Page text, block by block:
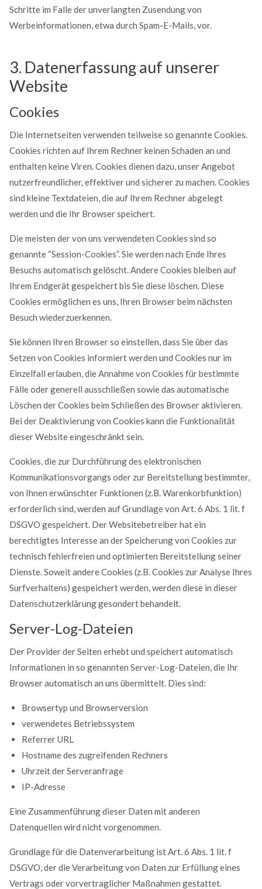
Schritte im Falle der unverlangten Zusendung von
Werbeinformationen, etwa durch Spam-E-Mails, vor.
3. Datenerfassung auf unserer
Website
Cookies
Die Internetseiten verwenden teilweise so genannte Cookies.
Cookies richten auf Ihrem Rechner keinen Schaden an und
enthalten keine Viren. Cookies dienen dazu, unser Angebot
nutzerfreundlicher, effektiver und sicherer zu machen. Cookies
sind kleine Textdateien, die auf Ihrem Rechner abgelegt
werden und die Ihr Browser speichert.
Die meisten der von uns verwendeten Cookies sind so
genannte “Session-Cookies”. Sie werden nach Ende Ihres
Besuchs automatisch gelöscht. Andere Cookies bleiben auf
Ihrem Endgerät gespeichert bis Sie diese löschen. Diese
Cookies ermöglichen es uns, Ihren Browser beim nächsten
Besuch wiederzuerkennen.
Sie können Ihren Browser so einstellen, dass Sie über das
Setzen von Cookies informiert werden und Cookies nur im
Einzelfall erlauben, die Annahme von Cookies für bestimmte
Fälle oder generell ausschließen sowie das automatische
Löschen der Cookies beim Schließen des Browser aktivieren.
Bei der Deaktivierung von Cookies kann die Funktionalität
dieser Website eingeschränkt sein.
Cookies, die zur Durchführung des elektronischen
Kommunikationsvorgangs oder zur Bereitstellung bestimmter,
von Ihnen erwünschter Funktionen (z.B. Warenkorbfunktion)
erforderlich sind, werden auf Grundlage von Art. 6 Abs. 1 lit. f
DSGVO gespeichert. Der Websitebetreiber hat ein
berechtigtes Interesse an der Speicherung von Cookies zur
technisch fehlerfreien und optimierten Bereitstellung seiner
Dienste. Soweit andere Cookies (z.B. Cookies zur Analyse Ihres
Surfverhaltens) gespeichert werden, werden diese in dieser
Datenschutzerklärung gesondert behandelt.
Server-Log-Dateien
Der Provider der Seiten erhebt und speichert automatisch
Informationen in so genannten Server-Log-Dateien, die Ihr
Browser automatisch an uns übermittelt. Dies sind:
Browsertyp und Browserversion
verwendetes Betriebssystem
Referrer URL
Hostname des zugreifenden Rechners
Uhrzeit der Serveranfrage
IP-Adresse
Eine Zusammenführung dieser Daten mit anderen
Datenquellen wird nicht vorgenommen.
Grundlage für die Datenverarbeitung ist Art. 6 Abs. 1 lit. f
DSGVO, der die Verarbeitung von Daten zur Erfüllung eines
Vertrags oder vorvertraglicher Maßnahmen gestattet.